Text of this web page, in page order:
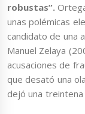
robustas”.
unas polémicas
candidato de una
Manuel Zelaya
acusaciones de
que desató una
dejó una treintena